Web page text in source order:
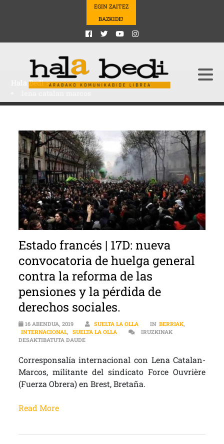
EGIN ZAITEZ
BAZKIDE!
Hala Bedi>
Estado francés | 17D: nueva
convocatoria de huelga general
contra la reforma de las
pensiones y la pérdida de
derechos sociales.
16 ABENDUA, 2019 SUELTA LA OLLA IN BERRIAK,
INTERNACIONAL, SUELTA LA OLLA
IRUZKINAK
DESAKTIBATUTA DAUDEESTADO FRANCÉS | 17D: NUEVA CONVOCATORIA
Corresponsalía internacional con Lena Catalan-
Marcos, militante del sindicato Force Ouvrière
(Fuerza Obrera) en Brest, Bretaña.
Read More